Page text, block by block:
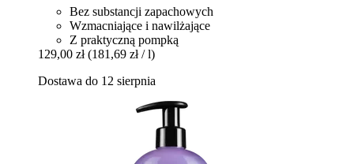
Bez substancji zapachowych
Wzmacniające i nawilżające
Z praktyczną pompką
129,00 zł (181,69 zł / l)
Dostawa do 12 sierpnia